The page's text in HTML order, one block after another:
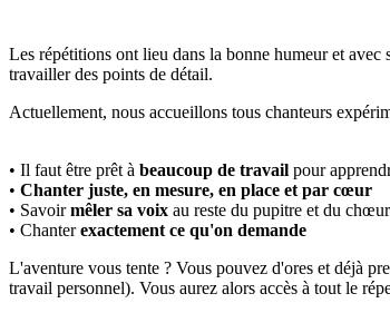
Les répétitions ont lieu dans la bonne humeur et
travailler des points de détail.
Actuellement, nous accueillons tous chanteurs
• Il faut être prêt à beaucoup de travail pour
• Chanter juste, en mesure, en place et par cœur
• Savoirmêler sa voix au reste du pupitre et du chœur
• Chanterexactement ce qu'on demande
L'aventure vous tente ? Vous pouvez d'ores et déjà
travail personnel). Vous aurez alors accès à tout le